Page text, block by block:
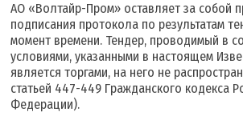
АО «Волтайр-Пром» оставляет за собой
подписания протокола по результатам
момент времени. Тендер, проводимый в
условиями, указанными в настоящем
является торгами, на него не
статьей 447-449 Гражданского кодекса
Федерации).